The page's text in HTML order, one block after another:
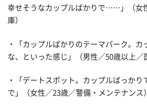
幸せそうなカップルばかりで……」（女
庫）
・「カップルばかりのテーマパーク。カ
な、といった感じ」（男性／50歳以上／
・「デートスポット。カップルばっかり
で」（女性／23歳／警備・メンテナンス）